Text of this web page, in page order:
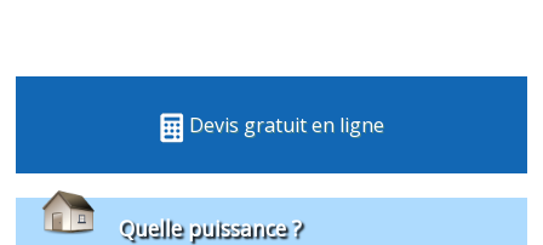
Devis gratuit en ligne
Quelle puissance ?